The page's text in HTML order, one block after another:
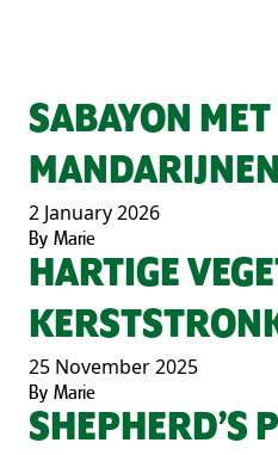
SABAYON MET
MANDARIJNEN
2 January 2026
By Marie
HARTIGE
25 November 2025
By Marie
SHEPHERD’S